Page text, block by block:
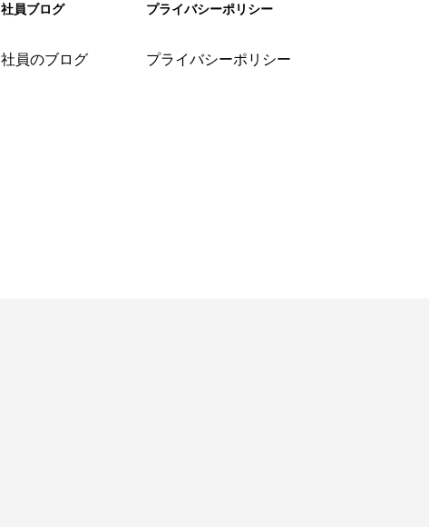
社員ブログ
社員のブログ
プライバシーポリシー
プライバシーポリシー